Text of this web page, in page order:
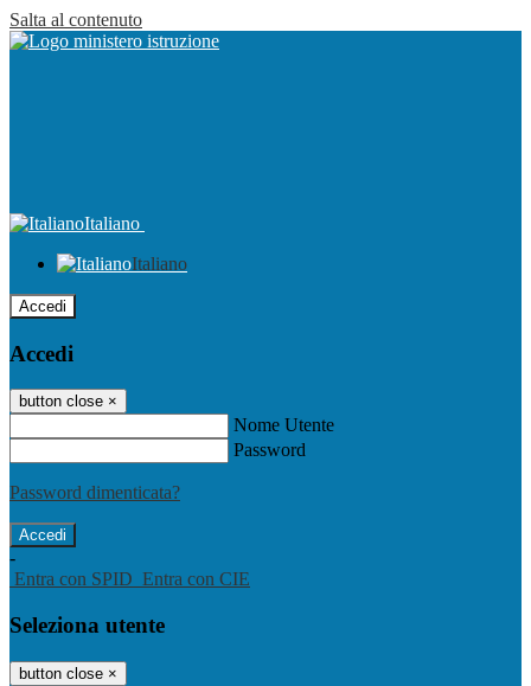
Salta al contenuto
Italiano
Italiano
Accedi
Accedi
button close ×
Nome Utente
Password
Password dimenticata?
-
Entra con SPID Entra con CIE
Seleziona utente
button close ×